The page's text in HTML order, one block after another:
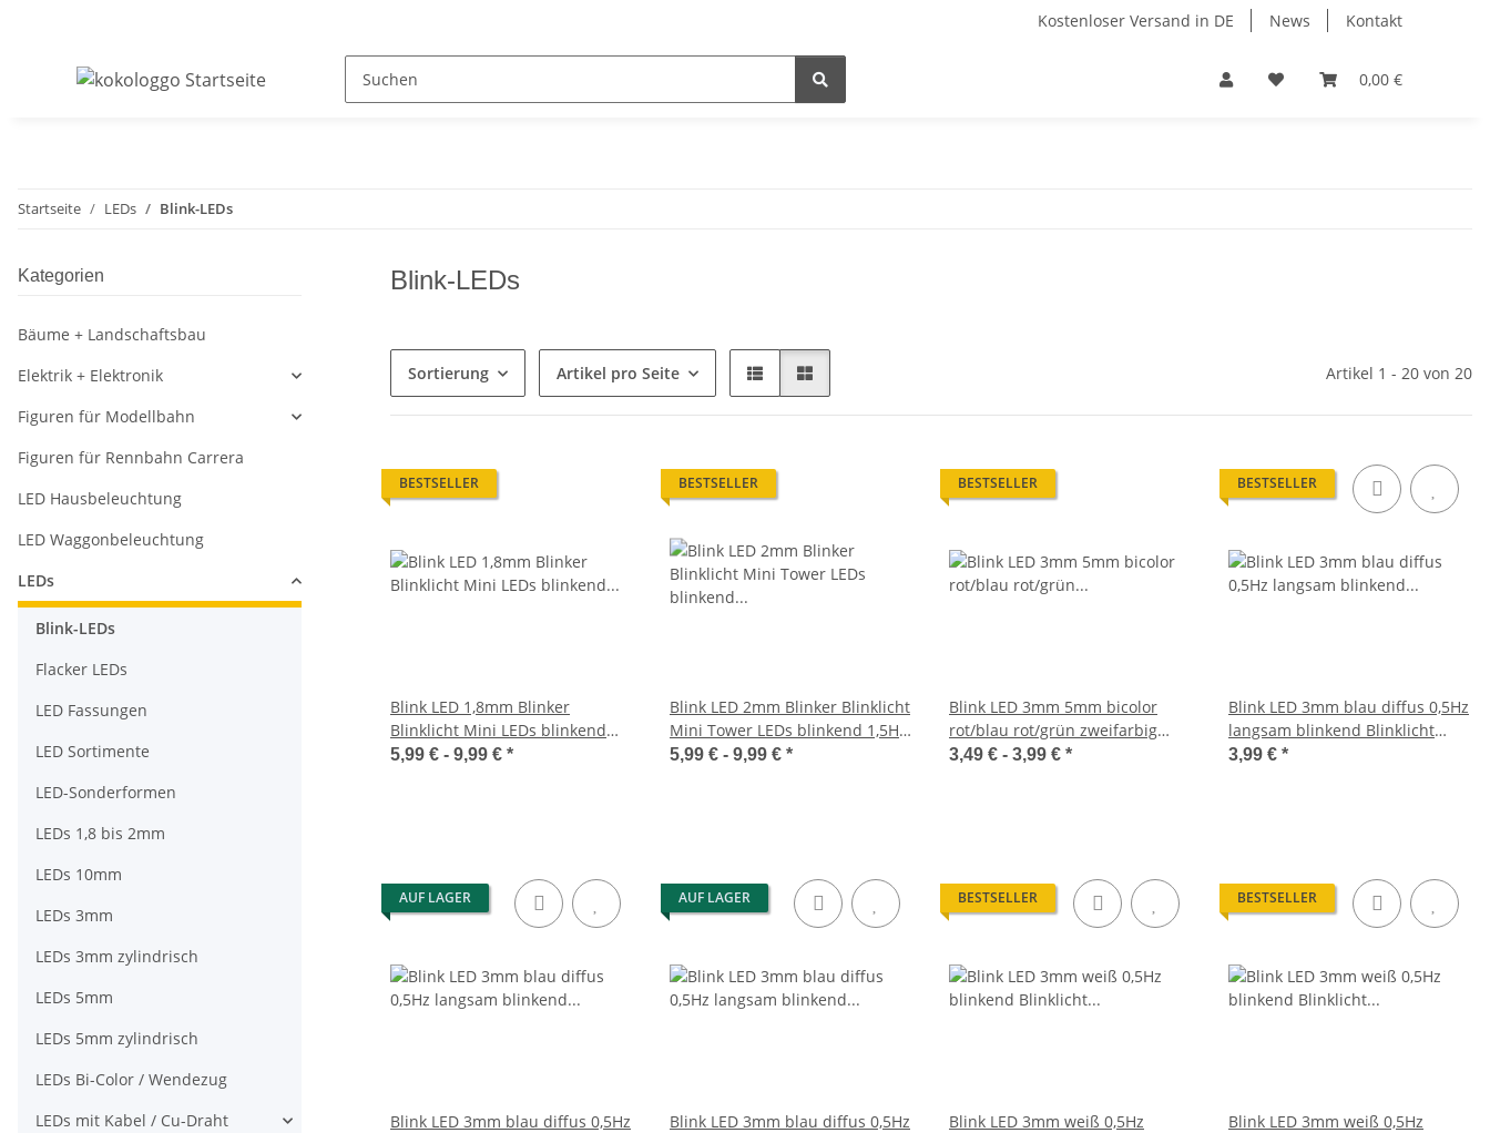
Kostenloser Versand in DE News Kontakt
0,00 €
Startseite LEDs Blink-LEDs
Blink-LEDs
Sortierung Artikel pro Seite Artikel 1 - 20 von 20
BESTSELLER
Blink LED 1,8mm Blinker
Blinklicht Mini LEDs blinkend
1,5Hz (90x pro Minute)
5,99 € - 9,99 € *
BESTSELLER
Blink LED 2mm Blinker Blinklicht
Mini Tower LEDs blinkend 1,5Hz
(90x pro Minute)
5,99 € - 9,99 € *
BESTSELLER
Blink LED 3mm 5mm bicolor
rot/blau rot/grün zweifarbig
DUO LEDs blinkend 1,5Hz
3,49 € - 3,99 € *
BESTSELLER
Blink LED 3mm blau diffus 0,5Hz
langsam blinkend Blinklicht
LEDs 10 Stück W410
3,99 € *
AUF LAGER
Blink LED 3mm blau diffus 0,5Hz
AUF LAGER
Blink LED 3mm blau diffus 0,5Hz
BESTSELLER
Blink LED 3mm weiß 0,5Hz
BESTSELLER
Blink LED 3mm weiß 0,5Hz
Kategorien
Bäume + Landschaftsbau
Elektrik + Elektronik
Figuren für Modellbahn
Figuren für Rennbahn Carrera
LED Hausbeleuchtung
LED Waggonbeleuchtung
LEDs
Blink-LEDs
Flacker LEDs
LED Fassungen
LED Sortimente
LED-Sonderformen
LEDs 1,8 bis 2mm
LEDs 10mm
LEDs 3mm
LEDs 3mm zylindrisch
LEDs 5mm
LEDs 5mm zylindrisch
LEDs Bi-Color / Wendezug
LEDs mit Kabel / Cu-Draht